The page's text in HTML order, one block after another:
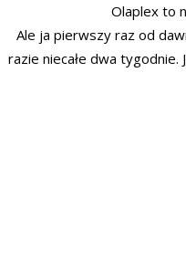
Olaplex to
Ale ja pierwszy raz od
razie niecałe dwa